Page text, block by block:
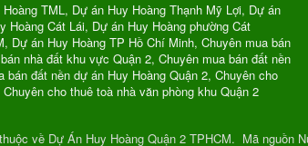
TML, Dự án Huy Hoàng Thạnh Mỹ Lợi, Dự án
Hoàng Cát Lái, Dự án Huy Hoàng phường Cát
Dự án Huy Hoàng TP Hồ Chí Minh, Chuyên mua bán
nhà đất khu vực Quận 2, Chuyên mua bán đất nền
bán đất nền dự án Huy Hoàng Quận 2, Chuyên cho
cho thuê toà nhà văn phòng khu Quận 2
về Dự Án Huy Hoàng Quận 2 TPHCM. Mã nguồn